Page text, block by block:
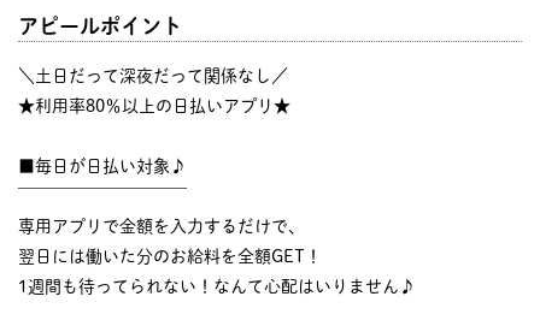
アピールポイント
＼土日だって深夜だって関係なし／
★利用率80％以上の日払いアプリ★
■毎日が日払い対象♪
専用アプリで金額を入力するだけで、
翌日には働いた分のお給料を全額GET！
1週間も待ってられない！なんて心配はいりません♪